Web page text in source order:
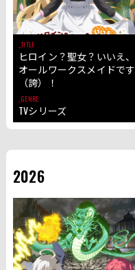
TITLE
ヒロイン？聖女？いいえ、
オールワークスメイドです
（誇）！
GENRE
TVシリーズ